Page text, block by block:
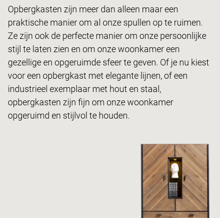
Opbergkasten zijn meer dan alleen maar een
praktische manier om al onze spullen op te ruimen.
Ze zijn ook de perfecte manier om onze persoonlijke
stijl te laten zien en om onze woonkamer een
gezellige en opgeruimde sfeer te geven. Of je nu kiest
voor een opbergkast met elegante lijnen, of een
industrieel exemplaar met hout en staal,
opbergkasten zijn fijn om onze woonkamer
opgeruimd en stijlvol te houden.